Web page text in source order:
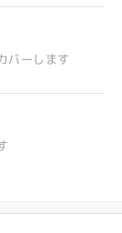
バーします